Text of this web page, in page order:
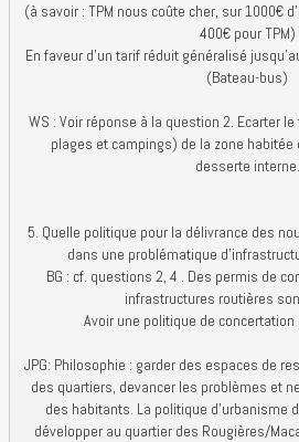
(à savoir : TPM nous coûte cher, sur 1000€
400€ pour TPM)
En faveur d’un tarif réduit généralisé
(Bateau-bus)
WS : Voir réponse à la question 2. Ecarter
plages et campings) de la zone habitée
desserte interne.
5. Quelle politique pour la délivrance des
dans une problématique
BG : cf. questions 2, 4 . Des permis de
infrastructures routières
Avoir une politique de
JPG: Philosophie : garder des espaces de
des quartiers, devancer les problèmes et
des habitants. La politique d'urbanisme
développer au quartier des Rougières/